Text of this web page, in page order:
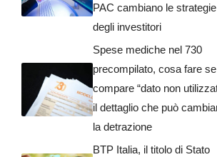
PAC cambiano le strategie
degli investitori
Spese mediche nel 730
precompilato, cosa fare se
compare “dato non
il dettaglio che può
la detrazione
BTP Italia, il titolo di Stato